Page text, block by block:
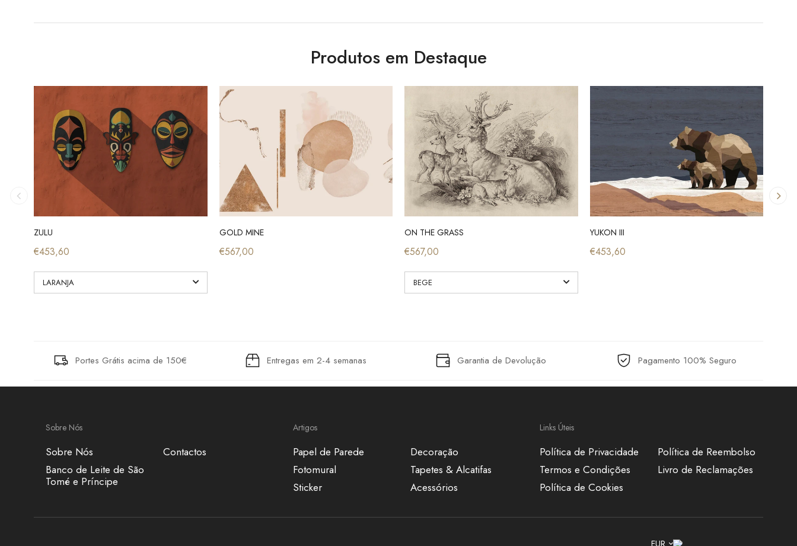
Produtos em Destaque
ZULU
€453,60
GOLD MINE
€567,00
ON THE GRASS
€567,00
YUKON III
€453,60
Portes Grátis acima de 150€ Entregas em 2-4 semanas Garantia de Devolução Pagamento 100% Seguro
Sobre Nós
Sobre Nós
Banco de Leite de São
Tomé e Príncipe
Contactos
Artigos
Papel de Parede
Fotomural
Sticker
Decoração
Tapetes & Alcatifas
Acessórios
Links Úteis
Política de Privacidade
Termos e Condições
Política de Cookies
Política de Reembolso
Livro de Reclamações
EUR